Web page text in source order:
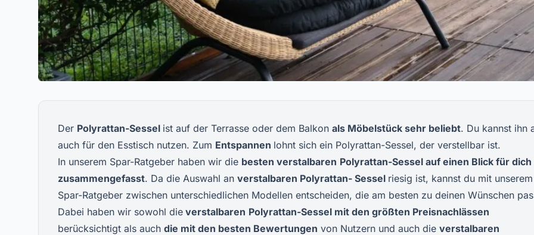
Der Polyrattan-Sessel ist auf der Terrasse oder dem Balkon als Möbelstück sehr beliebt. Du kannst ihn
auch für den Esstisch nutzen. Zum Entspannen lohnt sich ein Polyrattan-Sessel, der verstellbar ist.
In unserem Spar-Ratgeber haben wir die besten verstalbaren Polyrattan-Sessel auf einen Blick für dich
zusammengefasst. Da die Auswahl an verstalbaren Polyrattan- Sessel riesig ist, kannst du mit unserem
Spar-Ratgeber zwischen unterschiedlichen Modellen entscheiden, die am besten zu deinen Wünschen
Dabei haben wir sowohl die verstalbaren Polyrattan-Sessel mit den größten Preisnachlässen
berücksichtigt als auch die mit den besten Bewertungen von Nutzern und auch die verstalbaren